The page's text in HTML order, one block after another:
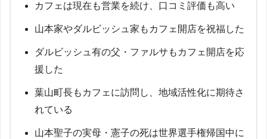
カフェは現在も営業を続け、口コミ評価も高い
山本家やダルビッシュ家もカフェ開店を祝福した
ダルビッシュ有の父・ファルサもカフェ開店を応
援した
葉山町長もカフェに訪問し、地域活性化に期待さ
れている
山本聖子の実母・憲子の死は世界選手権帰国中に